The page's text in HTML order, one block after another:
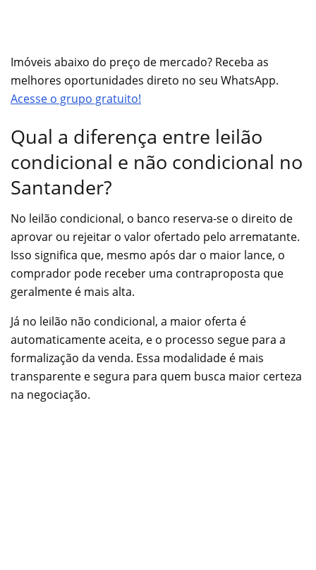
Imóveis abaixo do preço de mercado? Receba as
melhores oportunidades direto no seu WhatsApp.
Acesse o grupo gratuito!
Qual a diferença entre leilão
condicional e não condicional no
Santander?
No leilão condicional, o banco reserva-se o direito de
aprovar ou rejeitar o valor ofertado pelo arrematante.
Isso significa que, mesmo após dar o maior lance, o
comprador pode receber uma contraproposta que
geralmente é mais alta.
Já no leilão não condicional, a maior oferta é
automaticamente aceita, e o processo segue para a
formalização da venda. Essa modalidade é mais
transparente e segura para quem busca maior certeza
na negociação.